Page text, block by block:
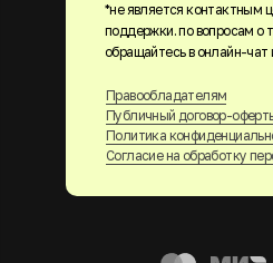
Правообладателям
Публичный договор-
Политика
Согласие на обработку
*не является контактным
поддержки. по вопросам о
обращайтесь в онлайн-чат